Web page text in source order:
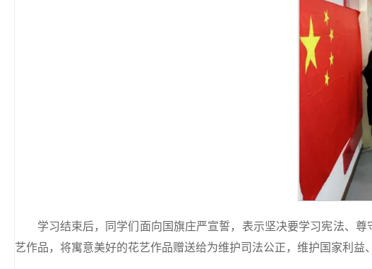
学习结束后，同学们面向国旗庄严宣誓，表示坚决要学习宪法、
艺作品，将寓意美好的花艺作品赠送给为维护司法公正，维护国家利益